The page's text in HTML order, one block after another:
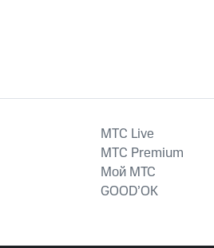
MTС Live
MTС Premium
Мой МТС
GOOD’OK